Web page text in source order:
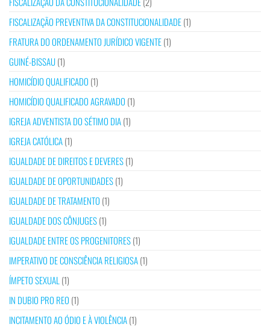
FISCALIZAÇÃO PREVENTIVA DA CONSTITUCIONALIDADE(1)
FRATURA DO ORDENAMENTO JURÍDICO VIGENTE(1)
GUINÉ-BISSAU(1)
HOMICÍDIO QUALIFICADO (1)
HOMICÍDIO QUALIFICADO AGRAVADO (1)
IGREJA ADVENTISTA DO SÉTIMO DIA(1)
IGREJA CATÓLICA(1)
IGUALDADE DE DIREITOS E DEVERES(1)
IGUALDADE DE OPORTUNIDADES(1)
IGUALDADE DE TRATAMENTO (1)
IGUALDADE DOS CÔNJUGES(1)
IGUALDADE ENTRE OS PROGENITORES(1)
IMPERATIVO DE CONSCIÊNCIA RELIGIOSA(1)
ÍMPETO SEXUAL (1)
IN DUBIO PRO REO (1)
INCITAMENTO AO ÓDIO E À VIOLÊNCIA(1)